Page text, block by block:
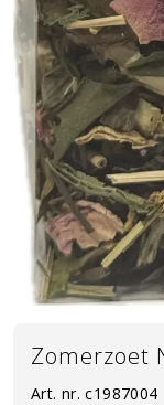
Zomerzoet
Art. nr. c1987004